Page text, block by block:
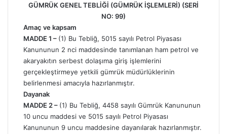
GÜMRÜK GENEL TEBLİĞİ (GÜMRÜK İŞLEMLERİ) (SERİ
NO: 99)
Amaç ve kapsam
MADDE 1 – (1) Bu Tebliğ, 5015 sayılı Petrol Piyasası
Kanununun 2 nci maddesinde tanımlanan ham petrol ve
akaryakıtın serbest dolaşıma giriş işlemlerini
gerçekleştirmeye yetkili gümrük müdürlüklerinin
belirlenmesi amacıyla hazırlanmıştır.
Dayanak
MADDE 2 – (1) Bu Tebliğ, 4458 sayılı Gümrük Kanununun
10 uncu maddesi ve 5015 sayılı Petrol Piyasası
Kanununun 9 uncu maddesine dayanılarak hazırlanmıştır.